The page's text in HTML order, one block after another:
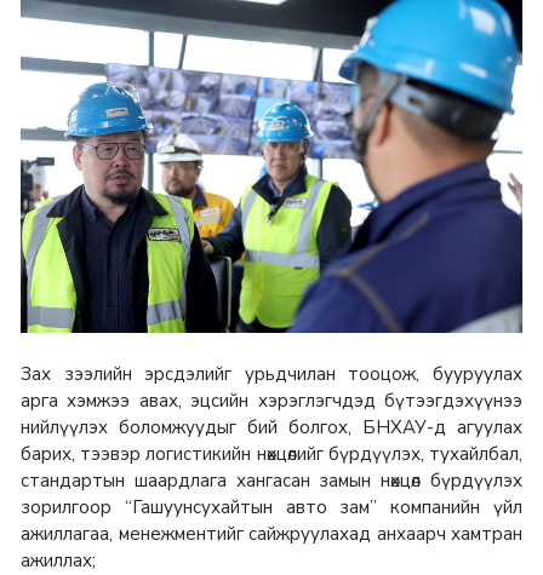
Зах зээлийн эрсдэлийг урьдчилан тооцож, бууруулах
арга хэмжээ авах, эцсийн хэрэглэгчдэд бүтээгдэхүүнээ
нийлүүлэх боломжуудыг бий болгох, БНХАУ-д агуулах
барих, тээвэр логистикийн нөхцөлийг бүрдүүлэх, тухайлбал,
стандартын шаардлага хангасан замын нөхцөл бүрдүүлэх
зорилгоор “Гашуунсухайтын авто зам” компанийн үйл
ажиллагаа, менежментийг сайжруулахад анхаарч хамтран
ажиллах;